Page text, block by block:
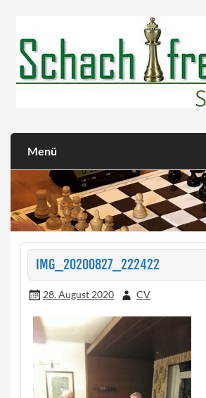
Menü
IMG_20200827_222422
28. August 2020 CV